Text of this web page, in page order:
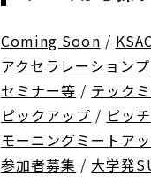
Coming Soon /
アクセラレーション
セミナー等 / テック
ピックアップ / ピッチ
モーニングミートア
参加者募集 / 大学発